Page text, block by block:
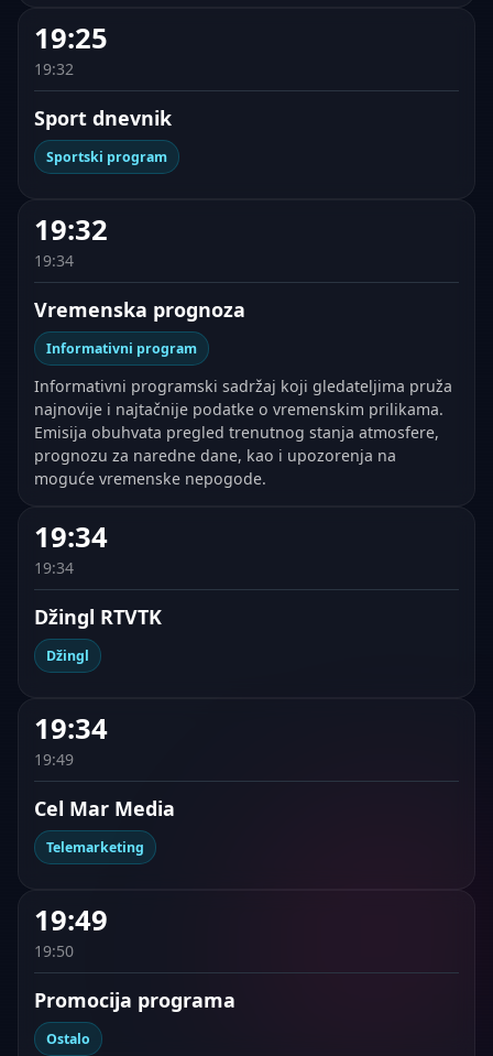
19:25
19:32
Sport dnevnik
Sportski program
19:32
19:34
Vremenska prognoza
Informativni program
Informativni programski sadržaj koji gledateljima pruža
najnovije i najtačnije podatke o vremenskim prilikama.
Emisija obuhvata pregled trenutnog stanja atmosfere,
prognozu za naredne dane, kao i upozorenja na
moguće vremenske nepogode.
19:34
19:34
Džingl RTVTK
Džingl
19:34
19:49
Cel Mar Media
Telemarketing
19:49
19:50
Promocija programa
Ostalo